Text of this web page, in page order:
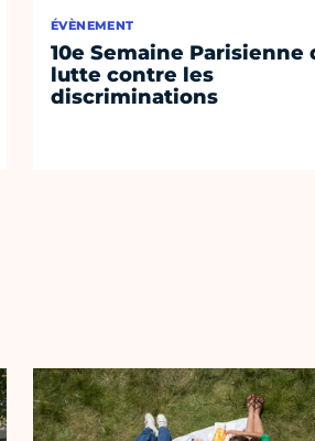
ÉVÈNEMENT
10e Semaine Parisienne
lutte contre les
discriminations